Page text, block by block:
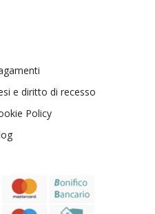
e diritto di recesso
Policy